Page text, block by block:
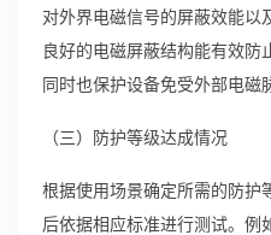
对外界电磁信号的屏蔽效能以
良好的电磁屏蔽结构能有效防
同时也保护设备免受外部电磁
（三）防护等级达成情况
根据使用场景确定所需的防护
后依据相应标准进行测试。例